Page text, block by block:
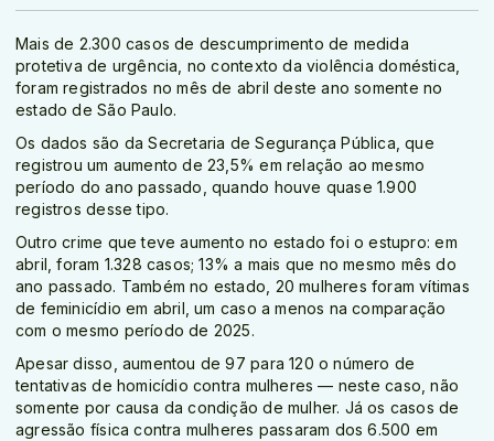
Mais de 2.300 casos de descumprimento de medida
protetiva de urgência, no contexto da violência doméstica,
foram registrados no mês de abril deste ano somente no
estado de São Paulo.
Os dados são da Secretaria de Segurança Pública, que
registrou um aumento de 23,5% em relação ao mesmo
período do ano passado, quando houve quase 1.900
registros desse tipo.
Outro crime que teve aumento no estado foi o estupro: em
abril, foram 1.328 casos; 13% a mais que no mesmo mês do
ano passado. Também no estado, 20 mulheres foram vítimas
de feminicídio em abril, um caso a menos na comparação
com o mesmo período de 2025.
Apesar disso, aumentou de 97 para 120 o número de
tentativas de homicídio contra mulheres — neste caso, não
somente por causa da condição de mulher. Já os casos de
agressão física contra mulheres passaram dos 6.500 em